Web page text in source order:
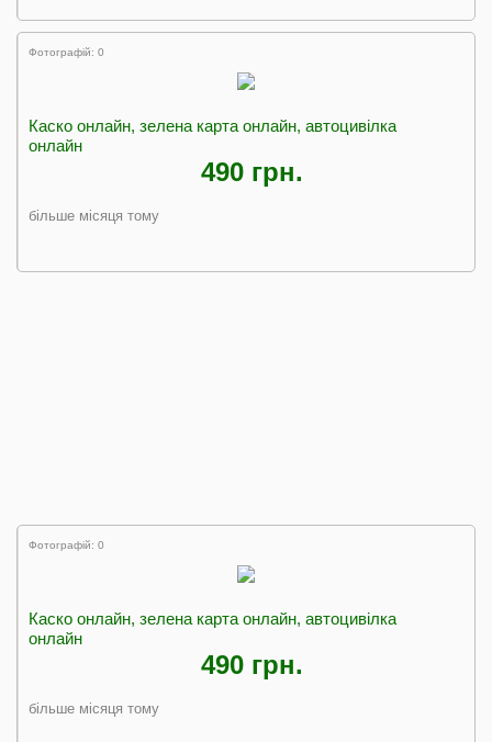
Фотографій: 0
Каско онлайн, зелена карта онлайн, автоцивілка
онлайн
490 грн.
більше місяця тому
Фотографій: 0
Каско онлайн, зелена карта онлайн, автоцивiлка
онлайн
490 грн.
більше місяця тому